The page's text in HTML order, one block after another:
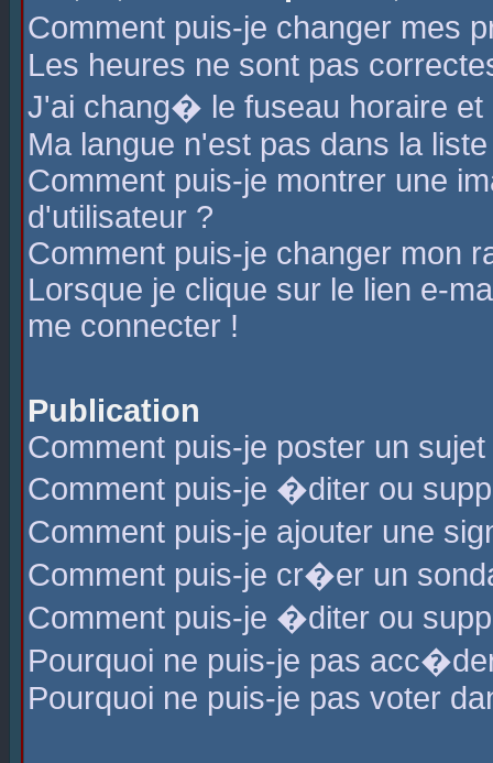
Comment puis-je changer mes
Les heures ne sont pas
J'ai chang� le fuseau horaire
Ma langue n'est pas dans la
Comment puis-je montrer une
d'utilisateur ?
Comment puis-je changer mon
Lorsque je clique sur le lien e-
me connecter !
Publication
Comment puis-je poster un
Comment puis-je �diter ou
Comment puis-je ajouter une
Comment puis-je cr�er un
Comment puis-je �diter ou
Pourquoi ne puis-je pas
Pourquoi ne puis-je pas voter